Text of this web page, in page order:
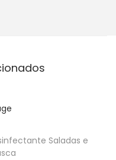
Saladas e